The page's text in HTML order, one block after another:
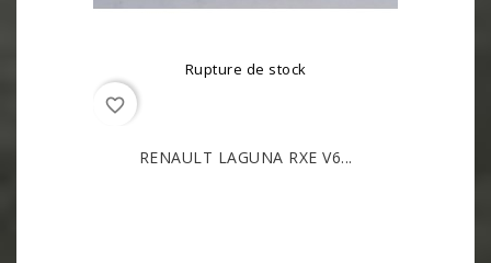
Rupture de stock
favorite_border
RENAULT LAGUNA RXE V6...